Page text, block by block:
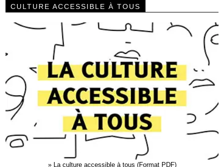
CULTURE ACCESSIBLE À TOUS
»
La culture accessible à tous (Format PDF)